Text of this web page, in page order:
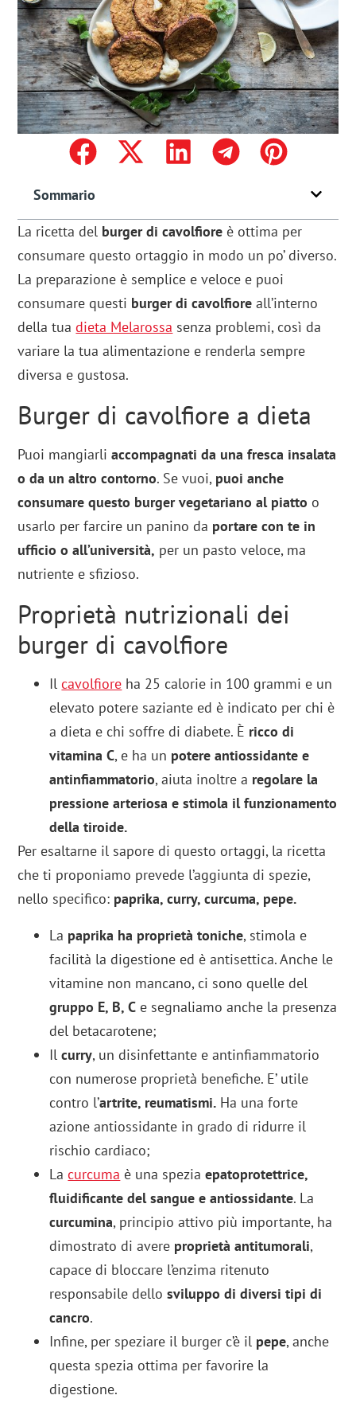
Sommario
La ricetta del burger di cavolfiore è ottima per
consumare questo ortaggio in modo un po’ diverso.
La preparazione è semplice e veloce e puoi
consumare questi burger di cavolfiore all’interno
della tuadieta Melarossa senza problemi, così da
variare la tua alimentazione e renderla sempre
diversa e gustosa.
Burger di cavolfiore a dieta
Puoi mangiarliaccompagnati da una fresca insalata
o da un altro contorno. Se vuoi, puoi anche
consumare questo burger vegetariano al piatto o
usarlo per farcire un panino da portare con te in
ufficio o all’università, per un pasto veloce, ma
nutriente e sfizioso.
Proprietà nutrizionali dei
burger di cavolfiore
Ilcavolfiore ha 25 calorie in 100 grammi e un
elevato potere saziante ed è indicato per chi è
a dieta e chi soffre di diabete. È ricco di
vitamina C, e ha un potere antiossidante e
antinfiammatorio, aiuta inoltre a regolare la
pressione arteriosa e stimola il funzionamento
della tiroide.
Per esaltarne il sapore di questo ortaggi, la ricetta
che ti proponiamo prevede l’aggiunta di spezie,
nello specifico: paprika, curry, curcuma, pepe.
La paprika ha proprietà toniche, stimola e
facilità la digestione ed è antisettica. Anche le
vitamine non mancano, ci sono quelle del
gruppo E, B, C e segnaliamo anche la presenza
del betacarotene;
Ilcurry, un disinfettante e antinfiammatorio
con numerose proprietà benefiche. E’ utile
contro l’artrite, reumatismi. Ha una forte
azione antiossidante in grado di ridurre il
rischio cardiaco;
Lacurcuma è una speziaepatoprotettrice,
fluidificante del sangue e antiossidante. La
curcumina, principio attivo più importante, ha
dimostrato di avere proprietà antitumorali,
capace di bloccare l’enzima ritenuto
responsabile dellosviluppo di diversi tipi di
cancro.
Infine, per speziare il burger c’è il pepe, anche
questa spezia ottima per favorire la
digestione.